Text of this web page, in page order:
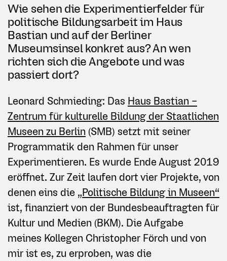
Wie sehen die Experimentierfelder für
politische Bildungsarbeit im Haus
Bastian und auf der Berliner
Museumsinsel konkret aus? An wen
richten sich die Angebote und was
passiert dort?
Leonard Schmieding: Das Haus Bastian –
Zentrum für kulturelle Bildung der Staatlichen
Museen zu Berlin (SMB) setzt mit seiner
Programmatik den Rahmen für unser
Experimentieren. Es wurde Ende August 2019
eröffnet. Zur Zeit laufen dort vier Projekte, von
denen eins die „Politische Bildung in Museen“
ist, finanziert von der Bundesbeauftragten für
Kultur und Medien (BKM). Die Aufgabe
meines Kollegen Christopher Förch und von
mir ist es, zu erproben, was die